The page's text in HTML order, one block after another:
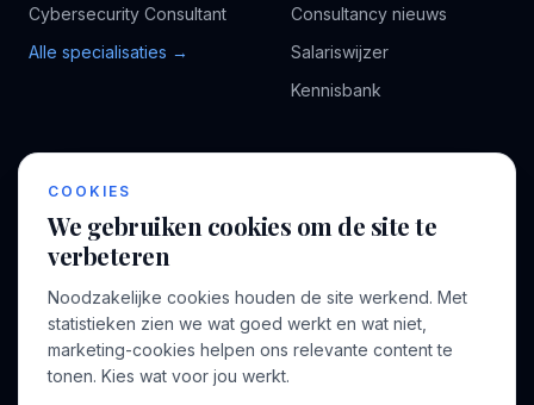
Cybersecurity Consultant
Alle specialisaties →
Consultancy nieuws
Salariswijzer
Kennisbank
BEDRIJF
Bedrijven
Blog
Contact
VOOR CONSULTANTS
Inloggen
COOKIES
We gebruiken cookies om de site te
verbeteren
Noodzakelijke cookies houden de site werkend. Met
statistieken zien we wat goed werkt en wat niet,
marketing-cookies helpen ons relevante content te
tonen. Kies wat voor jou werkt.